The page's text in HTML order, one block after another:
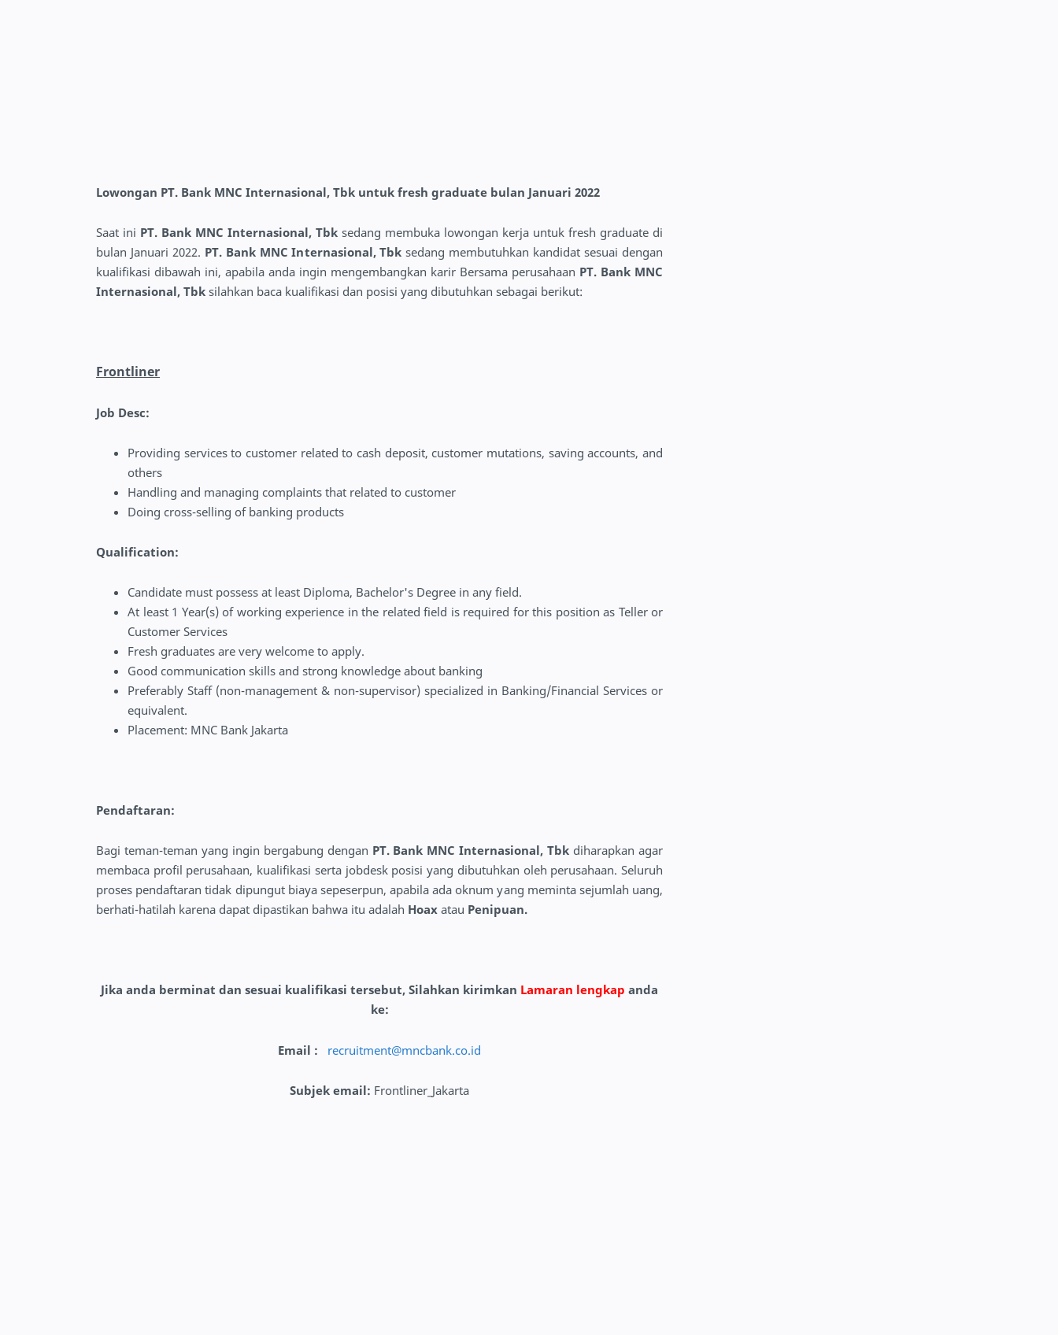
Lowongan PT. Bank MNC Internasional, Tbk untuk fresh graduate bulan Januari 2022
Saat ini PT. Bank MNC Internasional, Tbk sedang membuka lowongan kerja untuk fresh graduate di
bulan Januari 2022. PT. Bank MNC Internasional, Tbksedang membutuhkan kandidat sesuai dengan
kualifikasi dibawah ini, apabila anda ingin mengembangkan karir Bersama perusahaan PT. Bank MNC
Internasional, Tbksilahkan baca kualifikasi dan posisi yang dibutuhkan sebagai berikut:
Frontliner
Job Desc:
Providing services to customer related to cash deposit, customer mutations, saving accounts, and
others
Handling and managing complaints that related to customer
Doing cross-selling of banking products
Qualification:
Candidate must possess at least Diploma, Bachelor's Degree in any field.
At least 1 Year(s) of working experience in the related field is required for this position as Teller or
Customer Services
Fresh graduates are very welcome to apply.
Good communication skills and strong knowledge about banking
Preferably Staff (non-management & non-supervisor) specialized in Banking/Financial Services or
equivalent.
Placement: MNC Bank Jakarta
Pendaftaran:
Bagi teman-teman yang ingin bergabung dengan PT. Bank MNC Internasional, Tbk diharapkan agar
membaca profil perusahaan, kualifikasi serta jobdesk posisi yang dibutuhkan oleh perusahaan. Seluruh
proses pendaftaran tidak dipungut biaya sepeserpun, apabila ada oknum yang meminta sejumlah uang,
berhati-hatilah karena dapat dipastikan bahwa itu adalah Hoaxatau Penipuan.
Jika anda berminat dan sesuai kualifikasi tersebut, Silahkan kirimkan Lamaran lengkap anda
ke:
Email : recruitment@mncbank.co.id
Subjek email: Frontliner_Jakarta